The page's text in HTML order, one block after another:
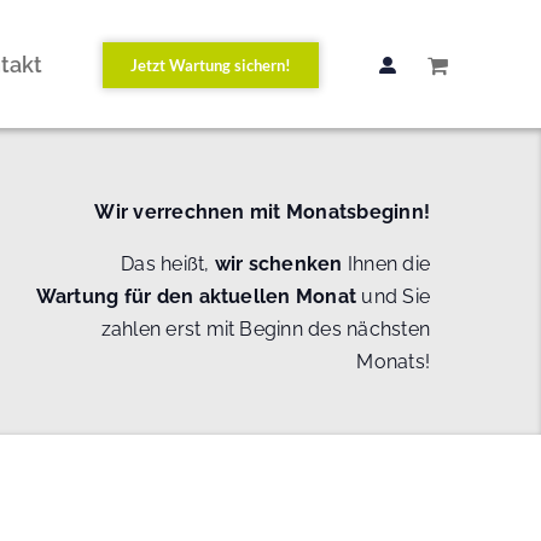
Jetzt Wartung sichern!
Wir verrechnen mit Monatsbeginn!
Das heißt, wir schenken Ihnen die
Wartung für den aktuellen Monat und Sie
zahlen erst mit Beginn des nächsten
Monats!